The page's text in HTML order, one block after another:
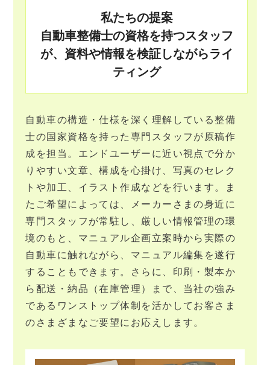
私たちの提案
自動車整備士の資格を持つスタッフ
が、資料や情報を検証しながらライ
ティング
自動車の構造・仕様を深く理解している整備
士の国家資格を持った専門スタッフが原稿作
成を担当。エンドユーザーに近い視点で分か
りやすい文章、構成を心掛け、写真のセレク
トや加工、イラスト作成などを行います。ま
たご希望によっては、メーカーさまの身近に
専門スタッフが常駐し、厳しい情報管理の環
境のもと、マニュアル企画立案時から実際の
自動車に触れながら、マニュアル編集を遂行
することもできます。さらに、印刷・製本か
ら配送・納品（在庫管理）まで、当社の強み
であるワンストップ体制を活かしてお客さま
のさまざまなご要望にお応えします。